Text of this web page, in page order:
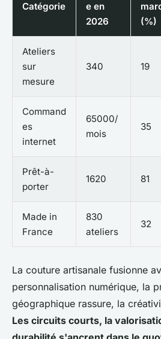
Catégorie
e en
2026
(%)
Ateliers
sur
mesure
340 19
Command
es
internet
65000/
mois
35
Prêt-à-
porter
1620 81
Made in
France
830
ateliers
32
La couture artisanale fusionne
personnalisation numérique, la
géographique rassure, la
Les circuits courts, la